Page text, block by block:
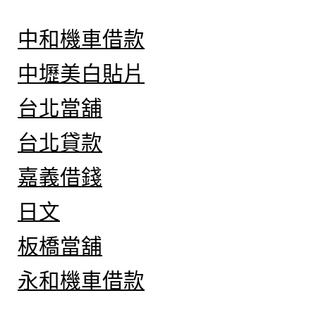
中和機車借款
中壢美白貼片
台北當舖
台北貸款
嘉義借錢
日文
板橋當舖
永和機車借款